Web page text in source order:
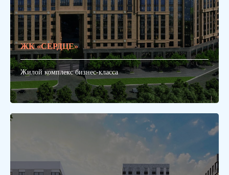
ЖК «СЕРДЦЕ»
Жилой комплекс бизнес-класса